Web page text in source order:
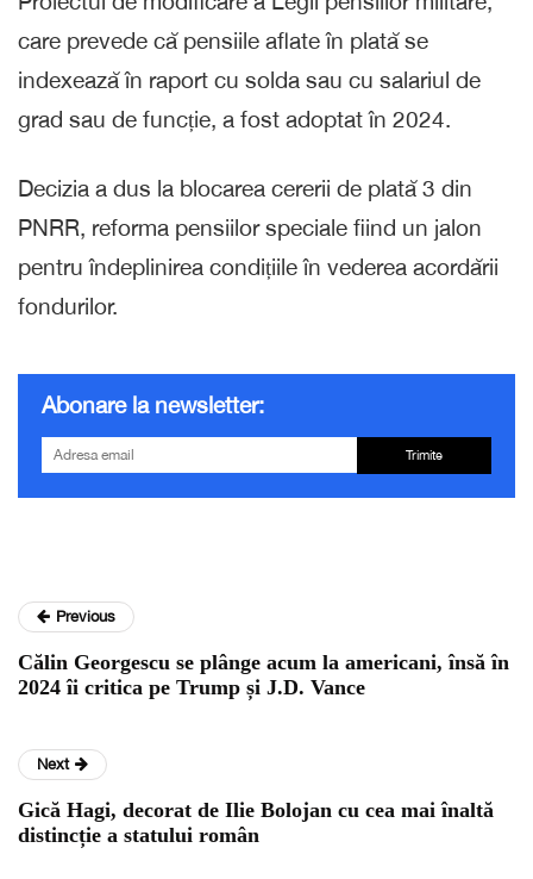
care prevede că pensiile aflate în plată se
indexează în raport cu solda sau cu salariul de
grad sau de funcție, a fost adoptat în 2024.
Decizia a dus la blocarea cererii de plată 3 din
PNRR, reforma pensiilor speciale fiind un jalon
pentru îndeplinirea condițiile în vederea acordării
fondurilor.
Abonare la newsletter:
Trimite
Previous
Călin Georgescu se plânge acum la americani, însă în
2024 îi critica pe Trump și J.D. Vance
Next
Gică Hagi, decorat de Ilie Bolojan cu cea mai înaltă
distincție a statului român